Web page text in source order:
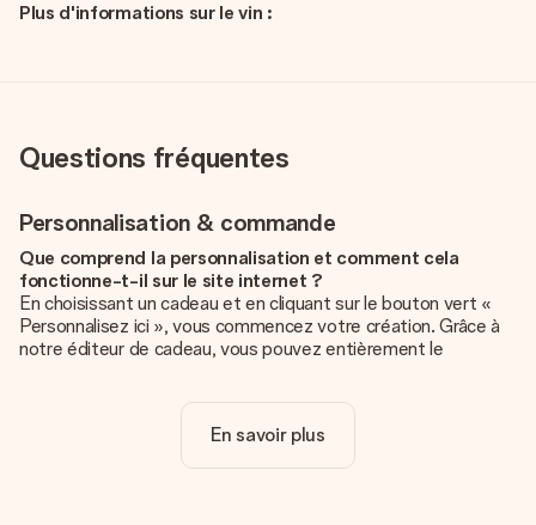
Plus d'informations sur le vin :
Questions fréquentes
Personnalisation & commande
Que comprend la personnalisation et comment cela
fonctionne-t-il sur le site internet ?
En choisissant un cadeau et en cliquant sur le bouton vert «
Personnalisez ici », vous commencez votre création. Grâce à
notre éditeur de cadeau, vous pouvez entièrement le
unique pour ajouter une touche finale à votre cadeau.
La personnalisation est-elle comprise dans le prix ?
En savoir plus